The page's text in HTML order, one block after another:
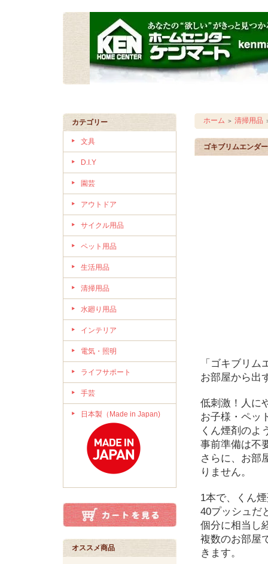
カテゴリー
文具
D.I.Y
園芸
アウトドア
サイクル用品
ペット用品
生活用品
清掃用品
水廻り用品
インテリア
電気・照明
ライフサポート
手芸
日本製（Made in Japan)
オススメ商品
ホーム ＞ 清掃用品
ゴキブリムエンダ
「ゴキブリ
お部屋から出
低刺激！人に
お子様・ペッ
くん煙剤のよ
事前準備は不
さらに、お部
りません。
1本で、くん
40プッシュだ
個分に相当し
複数のお部屋
きます。